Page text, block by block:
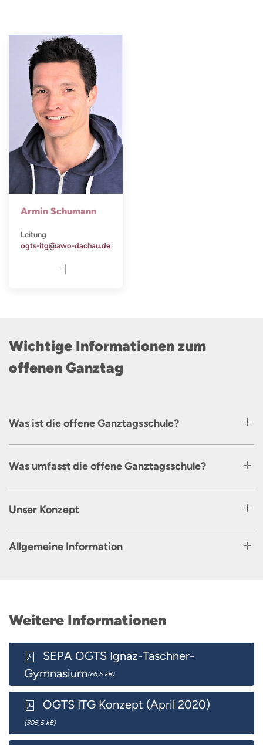
Armin Schumann
Leitung
ogts-itg@awo-dachau.de
Wichtige Informationen zum
offenen Ganztag
Was ist die offene Ganztagsschule?
Was umfasst die offene Ganztagsschule?
Unser Konzept
Allgemeine Information
Weitere Informationen
SEPA OGTS Ignaz-Taschner-
Gymnasium(66,5 kB)
OGTS ITG Konzept (April 2020)
(305,5 kB)